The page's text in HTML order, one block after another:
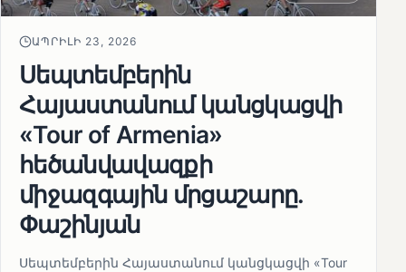
ԱՊՐԻԼԻ 23, 2026
Սեպտեմբերին
Հայաստանում կանցկացվի
«Tour of Armenia»
հեծանվավազքի
միջազգային մրցաշարը.
Փաշինյան
Սեպտեմբերին Հայաստանում կանցկացվի «Tour